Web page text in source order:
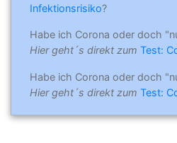
Infektionsrisiko?
Habe ich Corona oder doch
Hier geht´s direkt zum Test:
Habe ich Corona oder doch
Hier geht´s direkt zum Test: